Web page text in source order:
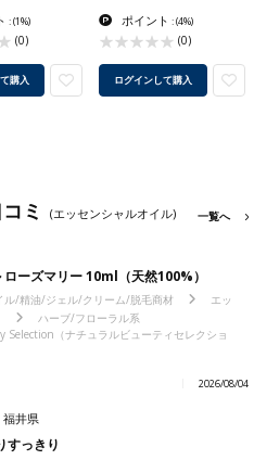
:(1%)
(0)
購入
ポイント :(4%)
(0)
ログインして購入
ミ (エッセンシャルオイル) 一覧へ
ーズマリー 10ml（天然100%）
ル/精油/ジェル/クリーム/脱毛商材
エッ
ハーブ/フローラル系
Selection（ナチュラルビューティセレクショ
2026/08/04
福井県
すっきり